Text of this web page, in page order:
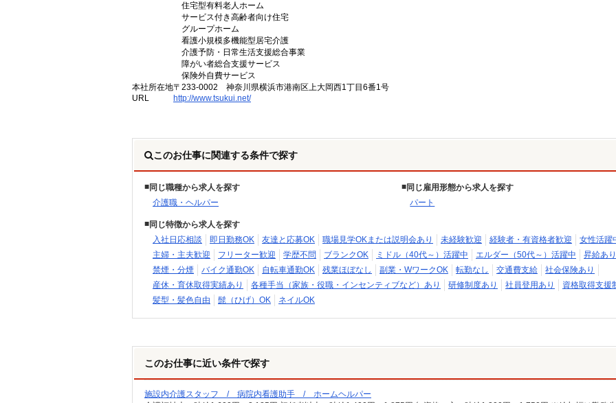
住宅型有料老人ホーム
サービス付き高齢者向け住宅
グループホーム
看護小規模多機能型居宅介護
介護予防・日常生活支援総合事業
障がい者総合支援サービス
保険外自費サービス
本社所在地〒233-0002 神奈川県横浜市港南区上大岡西1丁目6番1号
URL
http://www.tsukui.net/
このお仕事に関連する条件で探す
同じ職種から求人を探す
介護職・ヘルパー
同じ雇用形態から求人を探す
パート
同じ特徴から求人を探す
入社日応相談
即日勤務OK 友達と応募OK 職場見学OKまたは説明会あり 未経験歓迎 経験者・有資格者歓迎
女性活躍
主婦・主夫歓迎
フリーター歓迎 学歴不問 ブランクOK ミドル（40代～）活躍中 エルダー（50代～）活躍中
昇給あり
禁煙・分煙
バイク通勤OK 自転車通勤OK 残業ほぼなし 副業・WワークOK 転勤なし 交通費支給
社会保険あり
産休・育休取得実績あり
各種手当（家族・役職・インセンティブなど）あり 研修制度あり 社員登用あり
資格取得支援
髪型・髪色自由
髭（ひげ）OK ネイルOK
このお仕事に近い条件で探す
施設内介護スタッフ / 病院内看護助手 / ホームヘルパー